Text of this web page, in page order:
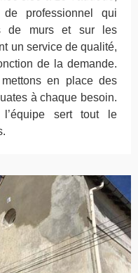
professionnel qui
de murs et sur les
un service de qualité,
de la demande.
en place des
à chaque besoin.
sert tout le